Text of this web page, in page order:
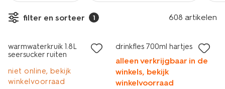
filter en sorteer 1 608 artikelen
warmwaterkruik 1.8L
seersucker ruiten
niet online, bekijk
winkelvoorraad
drinkfles 700ml hartjes
alleen verkrijgbaar in de
winkels, bekijk
winkelvoorraad